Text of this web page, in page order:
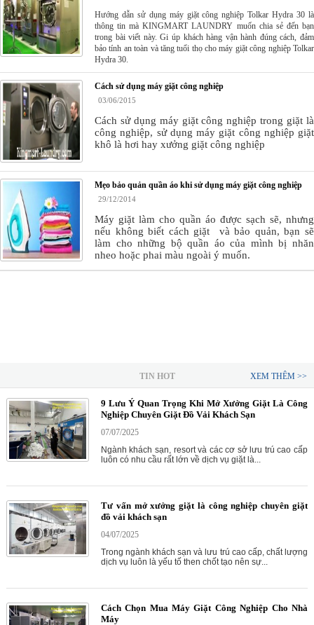
Hướng dẫn sử dụng máy giặt công nghiệp Tolkar Hydra 30 là
thông tin mà KINGMART LAUNDRY muốn chia sẻ đến bạn
trong bài viết này. Gi úp khách hàng vận hành đúng cách, đảm
bảo tính an toàn và tăng tuổi thọ cho máy giặt công nghiệp Tolkar
Hydra 30.
Cách sử dụng máy giặt công nghiệp
03/06/2015
Cách sử dụng máy giặt công nghiệp trong giặt là
công nghiệp, sử dụng máy giặt công nghiệp giặt
khô là hơi hay xưởng giặt công nghiệp
Mẹo bảo quản quần áo khi sử dụng máy giặt công nghiệp
29/12/2014
Máy giặt làm cho quần áo được sạch sẽ, nhưng
nếu không biết cách giặt và bảo quản,bạn sẽ
làm cho những bộ quần áo của mình bị nhăn
nheo hoặc phai màu ngoài ý muốn.
TIN HOT XEM THÊM >>
9 Lưu Ý Quan Trọng Khi Mở Xưởng Giặt Là Công
Nghiệp Chuyên Giặt Đồ Vải Khách Sạn
07/07/2025
Ngành khách sạn, resort và các cơ sở lưu trú cao cấp
luôn có nhu cầu rất lớn về dịch vụ giặt là...
Tư vấn mở xưởng giặt là công nghiệp chuyên giặt
đồ vải khách sạn
04/07/2025
Trong ngành khách sạn và lưu trú cao cấp, chất lượng
dịch vụ luôn là yếu tố then chốt tạo nên sự...
Cách Chọn Mua Máy Giặt Công Nghiệp Cho Nhà
Máy